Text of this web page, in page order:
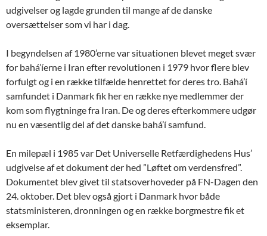
udgivelser og lagde grunden til mange af de danske
oversættelser som vi har i dag.
I begyndelsen af 1980’erne var situationen blevet meget svær
for bahá’íerne i Iran efter revolutionen i 1979 hvor flere blev
forfulgt og i en række tilfælde henrettet for deres tro. Bahá’í
samfundet i Danmark fik her en række nye medlemmer der
kom som flygtninge fra Iran. De og deres efterkommere udgør
nu en væsentlig del af det danske bahá’í samfund.
En milepæl i 1985 var Det Universelle Retfærdighedens Hus’
udgivelse af et dokument der hed ”Løftet om verdensfred”.
Dokumentet blev givet til statsoverhoveder på FN-Dagen den
24. oktober. Det blev også gjort i Danmark hvor både
statsministeren, dronningen og en række borgmestre fik et
eksemplar.